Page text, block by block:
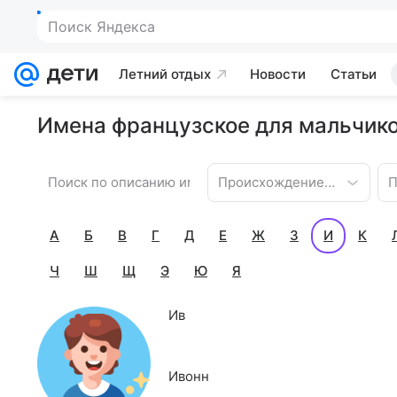
Поиск Яндекса
Летний отдых Новости Статьи
Имена французское для
Происхождение имени
А Б В Г Д Е Ж З И К
Ч Ш Щ Э Ю Я
Ив
Ивонн